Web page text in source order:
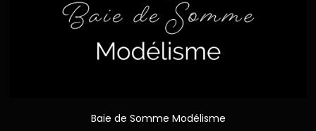
Baie de Somme Modélisme